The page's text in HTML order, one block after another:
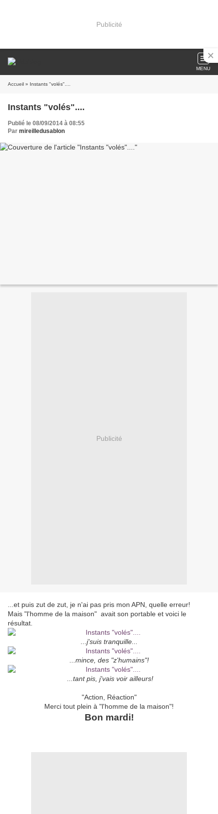
Publicité
MENU
Accueil » Instants "volés"....
Instants "volés"....
Publié le 08/09/2014 à 08:55
Par mireilledusablon
Publicité
...et puis zut de zut, je n'ai pas pris mon APN, quelle erreur!
Mais "l'homme de la maison" avait son portable et voici le
résultat.
...j'suis tranquille...
...mince, des "z'humains"!
...tant pis, j'vais voir ailleurs!
"Action, Réaction"
Merci tout plein à "l'homme de la maison"!
Bon mardi!